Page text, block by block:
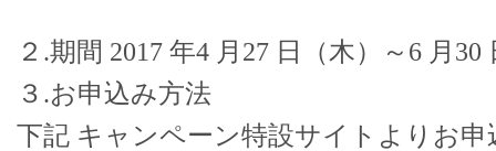
２.期間 2017 年4 月27 日（木）～6 月30
３.お申込み方法
下記 キャンペーン特設サイトよりお申